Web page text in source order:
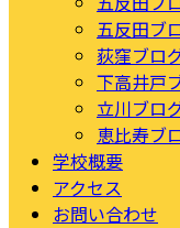
五反田ブ
荻窪ブロ
下高井戸
立川ブロ
恵比寿ブ
学校概要
アクセス
お問い合わせ